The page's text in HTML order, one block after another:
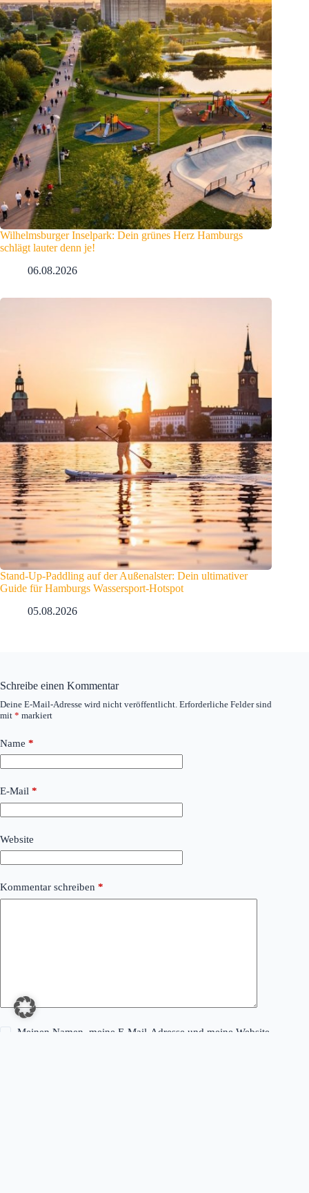
Wilhelmsburger Inselpark: Dein grünes Herz Hamburgs
schlägt lauter denn je!
06.08.2026
Stand-Up-Paddling auf der Außenalster: Dein ultimativer
Guide für Hamburgs Wassersport-Hotspot
05.08.2026
Schreibe einen Kommentar
Deine E-Mail-Adresse wird nicht veröffentlicht. Erforderliche Felder sind
mit * markiert
Name *
E-Mail *
Website
Kommentar schreiben *
Meinen Namen, meine E-Mail-Adresse und meine Website